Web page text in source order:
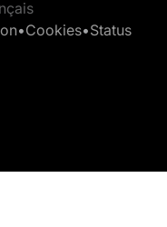
•Cookies•Status